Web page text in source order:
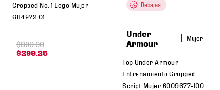
Cropped No. 1 Logo Mujer
684972 01
$299.25
$399.00
Rebajas
Under
Armour
Mujer
Top Under Armour
Entrenamiento Cropped
Script Mujer 6009677-100